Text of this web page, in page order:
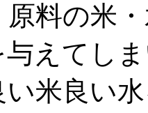
原料の米
えてし
米良い